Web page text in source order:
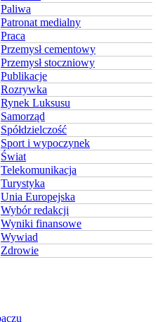
Paliwa
Patronat medialny
Praca
Przemysł cementowy
Przemysł stoczniowy
Publikacje
Rozrywka
Rynek Luksusu
Samorząd
Spółdzielczość
Sport i wypoczynek
Świat
Telekomunikacja
Turystyka
Unia Europejska
Wybór redakcji
Wyniki finansowe
Wywiad
Zdrowie